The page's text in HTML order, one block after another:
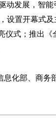
动发展，智能
设置开幕式
仪式；推出
化部、商务